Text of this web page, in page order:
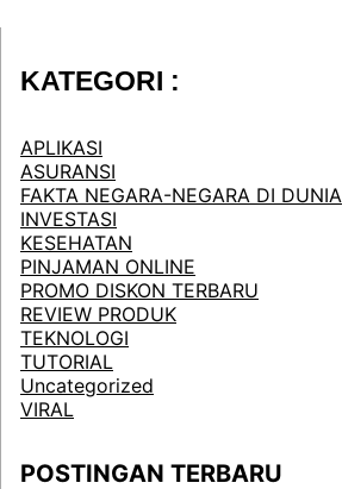
KATEGORI :
APLIKASI
ASURANSI
FAKTA NEGARA-NEGARA DI DUNIA
INVESTASI
KESEHATAN
PINJAMAN ONLINE
PROMO DISKON TERBARU
REVIEW PRODUK
TEKNOLOGI
TUTORIAL
Uncategorized
VIRAL
POSTINGAN TERBARU